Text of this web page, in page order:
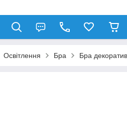
Освітлення Бра Бра